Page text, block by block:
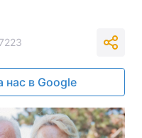
нас в Google